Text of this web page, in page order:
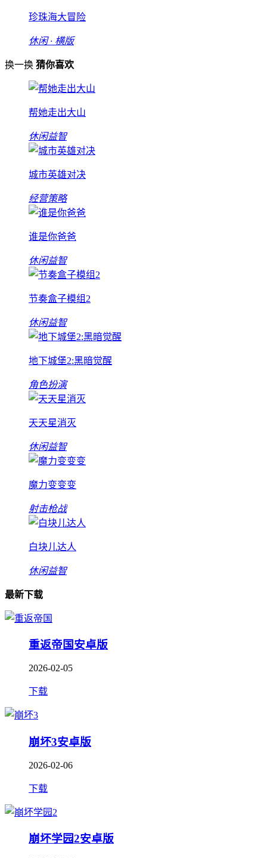
珍珠海大冒险
休闲 · 横版
换一换 猜你喜欢
帮她走出大山
休闲益智
城市英雄对决
经营策略
谁是你爸爸
休闲益智
节奏盒子模组2
休闲益智
地下城堡2:黑暗觉醒
角色扮演
天天星消灭
休闲益智
魔力变变变
射击枪战
白块儿达人
休闲益智
最新下载
重返帝国安卓版
2026-02-05
下载
崩坏3安卓版
2026-02-06
下载
崩坏学园2安卓版